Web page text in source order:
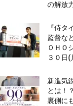
の解放
『侍タ
監督な
ＯＨＯ
３０日(
新進気
とは！
裏側に